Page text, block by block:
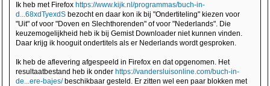
Ik heb met Firefox https://www.kijk.nl/programmas/buch-in-
d...68xdTyexdS bezocht en daar kon ik bij "Ondertiteling" kiezen voor
"Uit" of voor "Doven en Slechthorenden" of voor "Nederlands". Die
keuzemogelijkheid heb ik bij Gemist Downloader niet kunnen vinden.
Daar krijg ik hooguit ondertitels als er Nederlands wordt gesproken.
Ik heb de aflevering afgespeeld in Firefox en dat opgenomen. Het
resultaatbestand heb ik onder https://vandersluisonline.com/buch-in-
de...ere-bajes/beschikbaar gesteld. Er zitten wel een paar blokken met